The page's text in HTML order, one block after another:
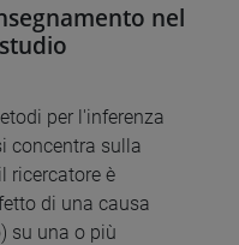
nel
per l'inferenza
concentra sulla
ricercatore è
di una causa
su una o più